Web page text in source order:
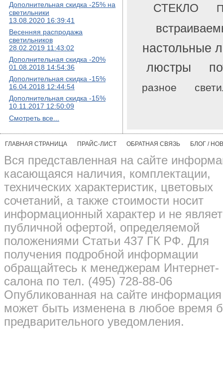
Дополнительная скидка -25% на
светильники
13.08.2020 16:39:41
Весенняя распродажа
светильников
28.02.2019 11:43:02
Дополнительная скидка -20%
01.08.2018 14:54:36
Дополнительная скидка -15%
16.04.2018 12:44:54
Дополнительная скидка -15%
10.11.2017 12:50:09
Смотреть все...
СТЕКЛО
настольные
люстры
разное
ГЛАВНАЯ СТРАНИЦА ПРАЙС-ЛИСТ ОБРАТНАЯ СВЯЗЬ БЛОГ /
Вся представленная на сайте
касающаяся наличия, комплектации,
технических характеристик, цветовых
сочетаний, а также стоимости носит
информационный характер и не
публичной офертой, определяемой
положениями Статьи 437 ГК РФ. Для
получения подробной информации
обращайтесь к менеджерам Интернет-
салона по тел. (495) 728-88-06
Опубликованная на сайте информация
может быть изменена в любое время
предварительного уведомления.